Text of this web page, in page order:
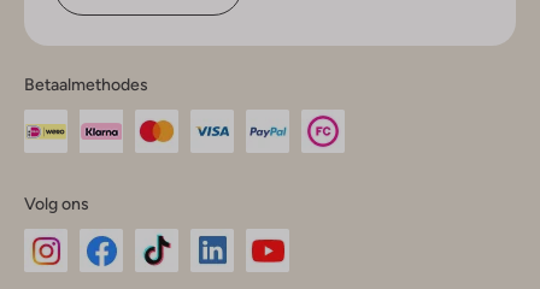
Betaalmethodes
Volg ons